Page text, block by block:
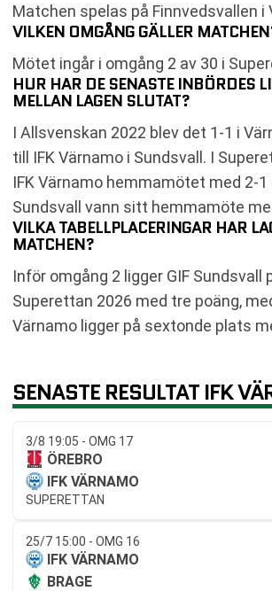
Matchen spelas på Finnvedsvallen i
VILKEN OMGÅNG GÄLLER
Mötet ingår i omgång 2 av 30 i
HUR HAR DE SENASTE INBÖRDES
MELLAN LAGEN SLUTAT?
I Allsvenskan 2022 blev det 1-1 i
till IFK Värnamo i Sundsvall. I
IFK Värnamo hemmamötet med 2-1
Sundsvall vann sitt hemmamöte
VILKA TABELLPLACERINGAR HAR
MATCHEN?
Inför omgång 2 ligger GIF Sundsvall
Superettan 2026 med tre poäng,
Värnamo ligger på sextonde plats
SENASTE RESULTAT IFK
3/8 19:05 - OMG 17
ÖREBRO
IFK VÄRNAMO
SUPERETTAN
25/7 15:00 - OMG 16
IFK VÄRNAMO
BRAGE